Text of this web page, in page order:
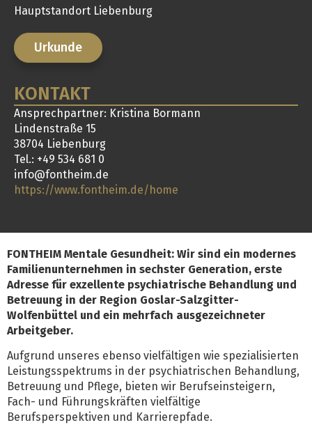
Hauptstandort Liebenburg
Urkunde
KONTAKT
Ansprechpartner: Kristina Bormann
Lindenstraße 15
38704 Liebenburg
Tel.: +49 534 681 0
info@fontheim.de
https://www.fontheim.de/home
FONTHEIM Mentale Gesundheit: Wir sind ein modernes
Familienunternehmen in sechster Generation, erste
Adresse für exzellente psychiatrische Behandlung und
Betreuung in der Region Goslar-Salzgitter-
Wolfenbüttel und ein mehrfach ausgezeichneter
Arbeitgeber.
Aufgrund unseres ebenso vielfältigen wie spezialisierten
Leistungsspektrums in der psychiatrischen Behandlung,
Betreuung und Pflege, bieten wir Berufseinsteigern,
Fach- und Führungskräften vielfältige
Berufsperspektiven und Karrierepfade.